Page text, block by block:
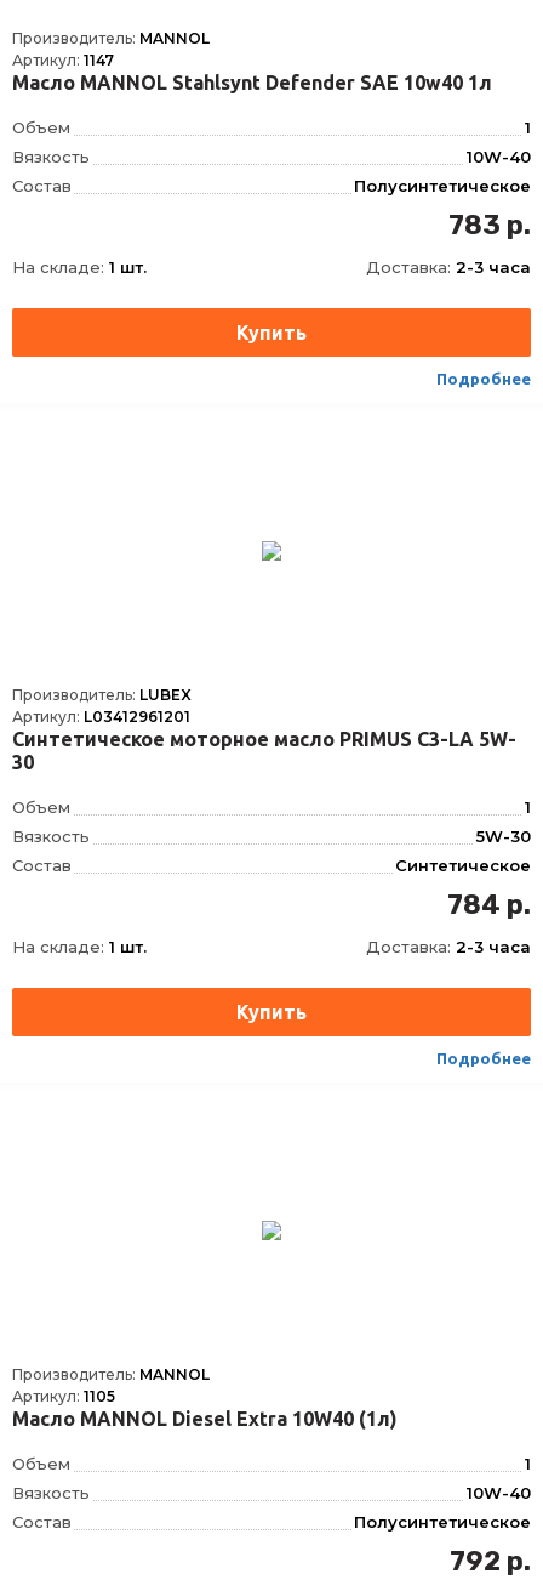
Производитель: MANNOL
Артикул: 1147
Масло MANNOL Stahlsynt Defender SAE 10w40 1л
Объем
1
Вязкость
10W-40
Состав
Полусинтетическое
B3, A3
API
CF, SL
783 р.
На складе: 1 шт. Доставка: 2-3 часа
Подробнее
Производитель: LUBEX
Артикул: L03412961201
Синтетическое моторное масло PRIMUS C3-LA 5W-
30
Объем
1
Вязкость
5W-30
Состав
Синтетическое
FIAT 9.55535-S3
C3
API
SN
784 р.
На складе: 1 шт. Доставка: 2-3 часа
Подробнее
Производитель: MANNOL
Артикул: 1105
Масло MANNOL Diesel Extra 10W40 (1л)
Объем
1
Вязкость
10W-40
Состав
Полусинтетическое
VW 502.00, VW 505.00
B3, A3
792 р.